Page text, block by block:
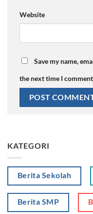
Website
Save my name,
the next time I
KATEGORI
Berita Sekolah
Berita SMP